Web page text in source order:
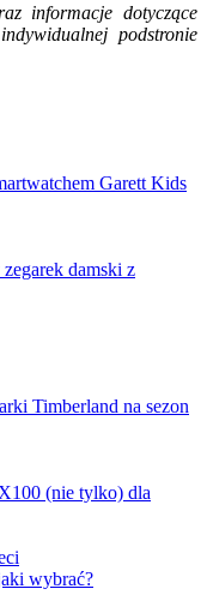
informacje dotyczące
podstronie
Garett Kids
damski z
Timberland na sezon
(nie tylko) dla
wybrać?